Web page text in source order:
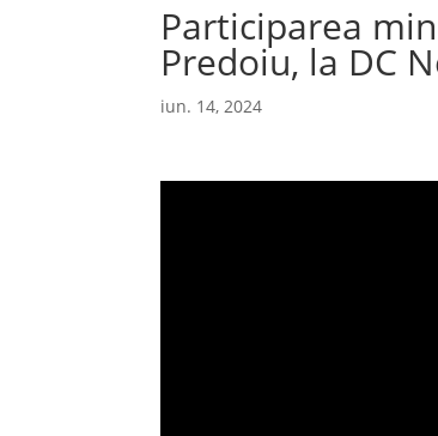
Participarea
Predoiu, la DC
iun. 14, 2024